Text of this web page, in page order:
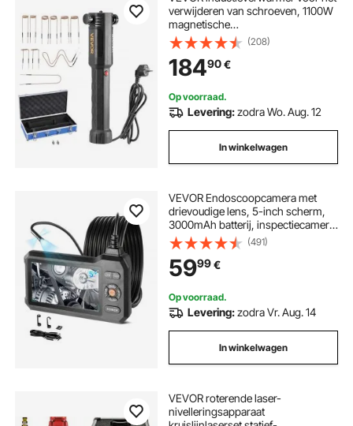
verwijderen van schroeven, 1100W
magnetische
inductieverwarmerset, verwarmer
voor het verwijderen van roestige
schroeven,
autoreparatiegereedschap met 10
spoelen
(208)
18490€
Op voorraad.
Levering:zodra Wo. Aug. 12
In winkelwagen
VEVOR Endoscoopcamera met
drievoudige lens, 5-inch scherm,
3000mAh batterij, inspectiecamera
met 5m kabel, 8x zoom, 180°
beeldrotatie, IP67 waterdicht, 8mm
industriële endoscoop met
verlichting voor autoleidingen en -
afvoeren
(491)
5999€
Op voorraad.
Levering:zodra Vr. Aug. 14
In winkelwagen
VEVOR roterende laser-
nivelleringsapparaat